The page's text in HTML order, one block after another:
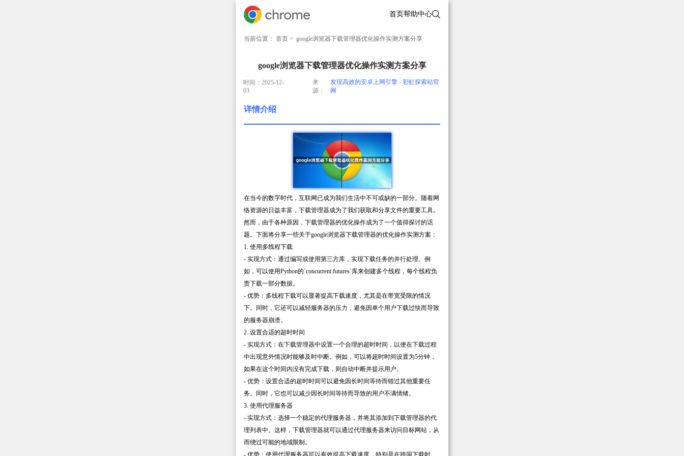
首页帮助中心
当前位置： 首页 > google浏览器下载管理器优化操作实测方案分享
google浏览器下载管理器优化操作实测方案分享
时间：2025-12-
03
来
源：
发现高效的安卓上网引擎 - 彩虹探索站官
网
详情介绍
在当今的数字时代，互联网已成为我们生活中不可或缺的一部分。随着网
络资源的日益丰富，下载管理器成为了我们获取和分享文件的重要工具。
然而，由于各种原因，下载管理器的优化操作成为了一个值得探讨的话
题。下面将分享一些关于google浏览器下载管理器的优化操作实测方案：
1. 使用多线程下载
- 实现方式：通过编写或使用第三方库，实现下载任务的并行处理。例
如，可以使用Python的`concurrent.futures`库来创建多个线程，每个线程负
责下载一部分数据。
- 优势：多线程下载可以显著提高下载速度，尤其是在带宽受限的情况
下。同时，它还可以减轻服务器的压力，避免因单个用户下载过快而导致
的服务器崩溃。
2. 设置合适的超时时间
- 实现方式：在下载管理器中设置一个合理的超时时间，以便在下载过程
中出现意外情况时能够及时中断。例如，可以将超时时间设置为5分钟，
如果在这个时间内没有完成下载，则自动中断并提示用户。
- 优势：设置合适的超时时间可以避免因长时间等待而错过其他重要任
务。同时，它也可以减少因长时间等待而导致的用户不满情绪。
3. 使用代理服务器
- 实现方式：选择一个稳定的代理服务器，并将其添加到下载管理器的代
理列表中。这样，下载管理器就可以通过代理服务器来访问目标网站，从
而绕过可能的地域限制。
- 优势：使用代理服务器可以有效提高下载速度，特别是在跨国下载时。